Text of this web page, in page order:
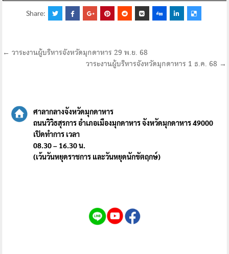
Share:
แนะแนว
← วาระงานผู้บริหารจังหวัดมุกดาหาร 29 พ.ย. 68
วาระงานผู้บริหารจังหวัดมุกดาหาร 1 ธ.ค. 68 →
ศาลากลางจังหวัดมุกดาหาร
ถนนวิวิธสุรการ อำเภอเมืองมุกดาหาร จังหวัดมุกดาหาร 49000
เปิดทำการ เวลา
08.30 – 16.30 น.
(เว้นวันหยุดราชการ และวันหยุดนักขัตฤกษ์)